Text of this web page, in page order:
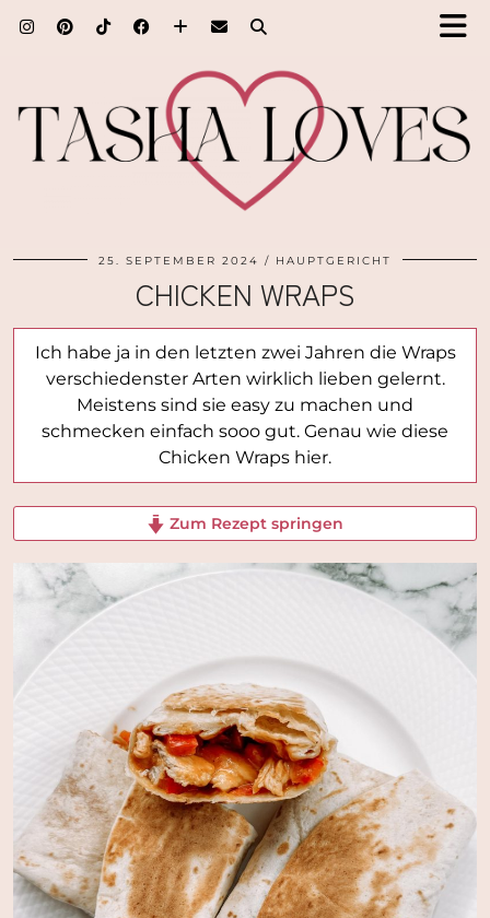
25. SEPTEMBER 2024 HAUPTGERICHT
CHICKEN WRAPS
Ich habe ja in den letzten zwei Jahren die Wraps
verschiedenster Arten wirklich lieben gelernt.
Meistens sind sie easy zu machen und
schmecken einfach sooo gut. Genau wie diese
Chicken Wraps hier.
Zum Rezept springen